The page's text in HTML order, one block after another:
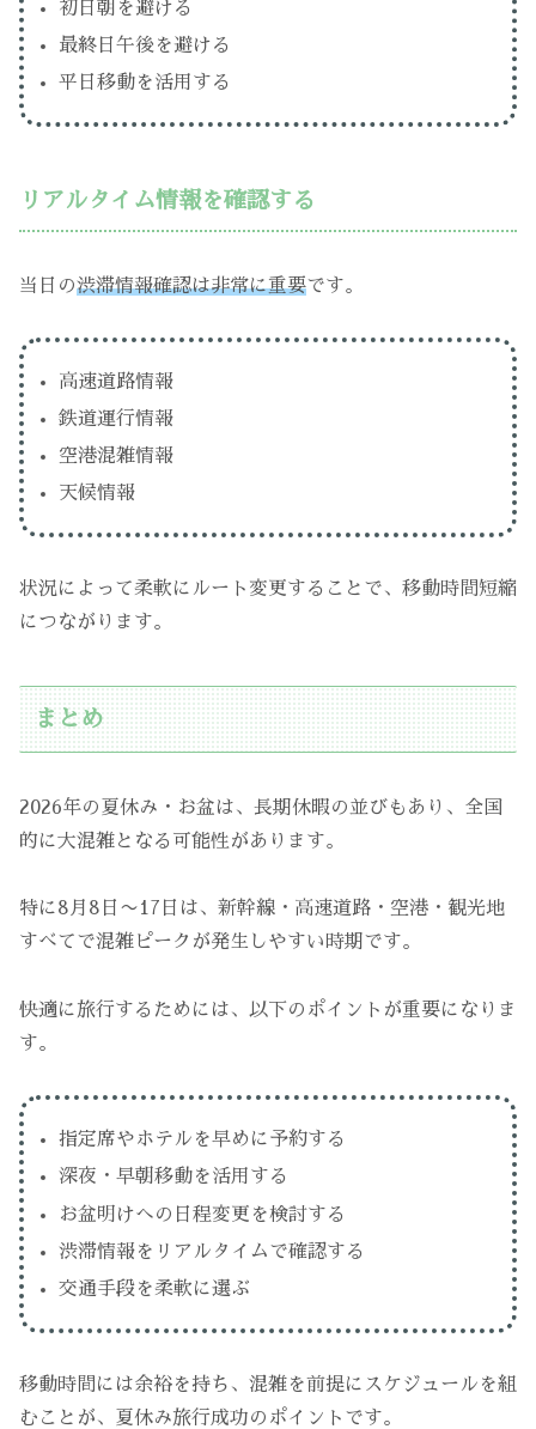
初日朝を避ける
最終日午後を避ける
平日移動を活用する
リアルタイム情報を確認する
当日の渋滞情報確認は非常に重要です。
高速道路情報
鉄道運行情報
空港混雑情報
天候情報
状況によって柔軟にルート変更することで、移動時間短縮
につながります。
まとめ
2026年の夏休み・お盆は、長期休暇の並びもあり、全国
的に大混雑となる可能性があります。
特に8月8日〜17日は、新幹線・高速道路・空港・観光地
すべてで混雑ピークが発生しやすい時期です。
快適に旅行するためには、以下のポイントが重要になりま
す。
指定席やホテルを早めに予約する
深夜・早朝移動を活用する
お盆明けへの日程変更を検討する
渋滞情報をリアルタイムで確認する
交通手段を柔軟に選ぶ
移動時間には余裕を持ち、混雑を前提にスケジュールを組
むことが、夏休み旅行成功のポイントです。